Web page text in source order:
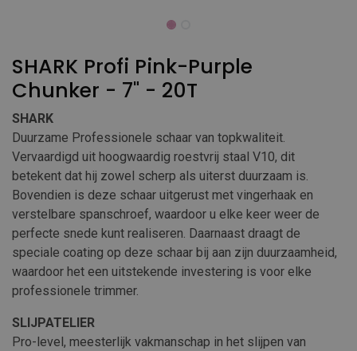
SHARK Profi Pink-Purple
Chunker - 7" - 20T
SHARK
Duurzame Professionele schaar van topkwaliteit.
Vervaardigd uit hoogwaardig roestvrij staal V10, dit
betekent dat hij zowel scherp als uiterst duurzaam is.
Bovendien is deze schaar uitgerust met vingerhaak en
verstelbare spanschroef, waardoor u elke keer weer de
perfecte snede kunt realiseren. Daarnaast draagt de
speciale coating op deze schaar bij aan zijn duurzaamheid,
waardoor het een uitstekende investering is voor elke
professionele trimmer.
SLIJPATELIER
Pro-level, meesterlijk vakmanschap in het slijpen van